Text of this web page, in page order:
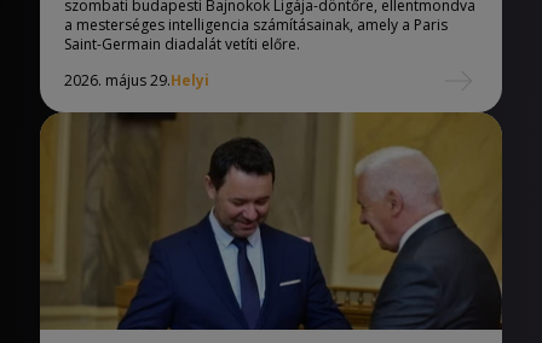
szombati budapesti Bajnokok Ligája-döntőre, ellentmondva
a mesterséges intelligencia számításainak, amely a Paris
Saint-Germain diadalát vetíti előre.
2026. május 29.Helyi